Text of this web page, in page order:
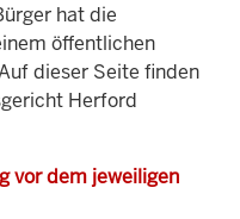
hat die
öffentlichen
dieser Seite finden
Herford
vor dem jeweiligen